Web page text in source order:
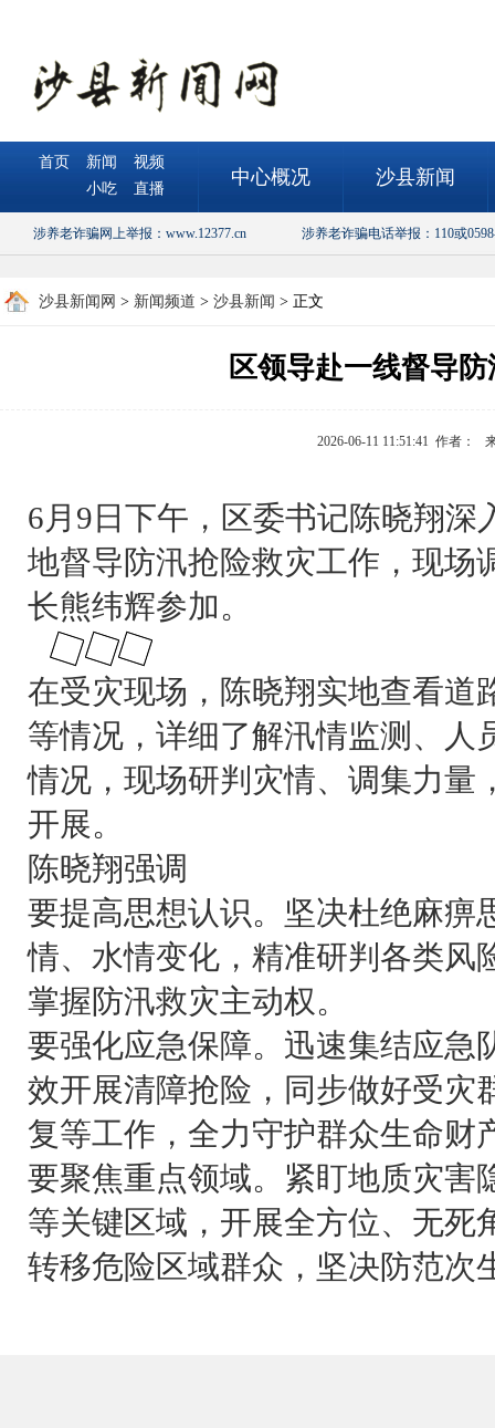
首页
新闻
小吃
视频
直播
中心概况 沙县新闻
涉养老诈骗网上举报：www.12377.cn 涉养老诈骗电话举报：110或
沙县新闻网 > 新闻频道 > 沙县新闻 > 正文
区领导赴一线督导
2026-06-11 11:51:41 作者：
6月9日下午，区委书记陈晓翔
地督导防汛抢险救灾工作，现场
长熊纬辉参加。
在受灾现场，陈晓翔实地查看道
等情况，详细了解汛情监测、人
情况，现场研判灾情、调集力量
开展。
陈晓翔强调
要提高思想认识。坚决杜绝麻痹
情、水情变化，精准研判各类风
掌握防汛救灾主动权。
要强化应急保障。迅速集结应急
效开展清障抢险，同步做好受灾
复等工作，全力守护群众生命财
要聚焦重点领域。紧盯地质灾害
等关键区域，开展全方位、无死
转移危险区域群众，坚决防范次